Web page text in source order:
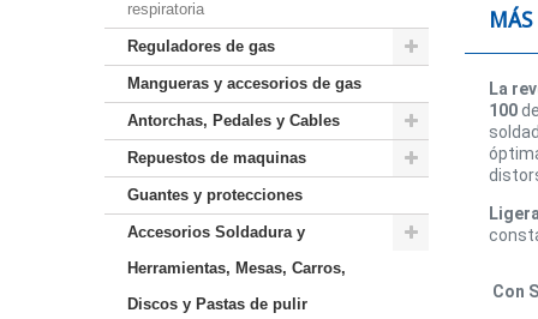
respiratoria
Reguladores de gas
Mangueras y accesorios de gas
Antorchas, Pedales y Cables
Repuestos de maquinas
Guantes y protecciones
Accesorios Soldadura y
Herramientas, Mesas, Carros,
Discos y Pastas de pulir
La
100de
Con